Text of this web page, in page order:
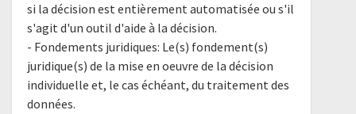
si la décision est entièrement automatisée ou s'il
s'agit d'un outil d'aide à la décision.
- Fondements juridiques: Le(s) fondement(s)
juridique(s) de la mise en oeuvre de la décision
individuelle et, le cas échéant, du traitement des
données.